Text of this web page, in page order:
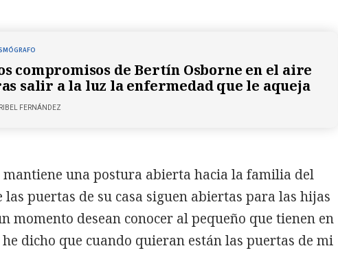
compromisos de Bertín Osborne en el aire
salir a la luz la enfermedad que le aqueja
FERNÁNDEZ
mantiene una postura abierta hacia la familia del
puertas de su casa siguen abiertas para las hijas
momento desean conocer al pequeño que tienen en
dicho que cuando quieran están las puertas de mi